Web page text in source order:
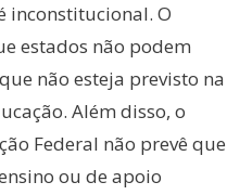
inconstitucional. O
estados não podem
não esteja previsto na
Além disso, o
Federal não prevê que
ou de apoio